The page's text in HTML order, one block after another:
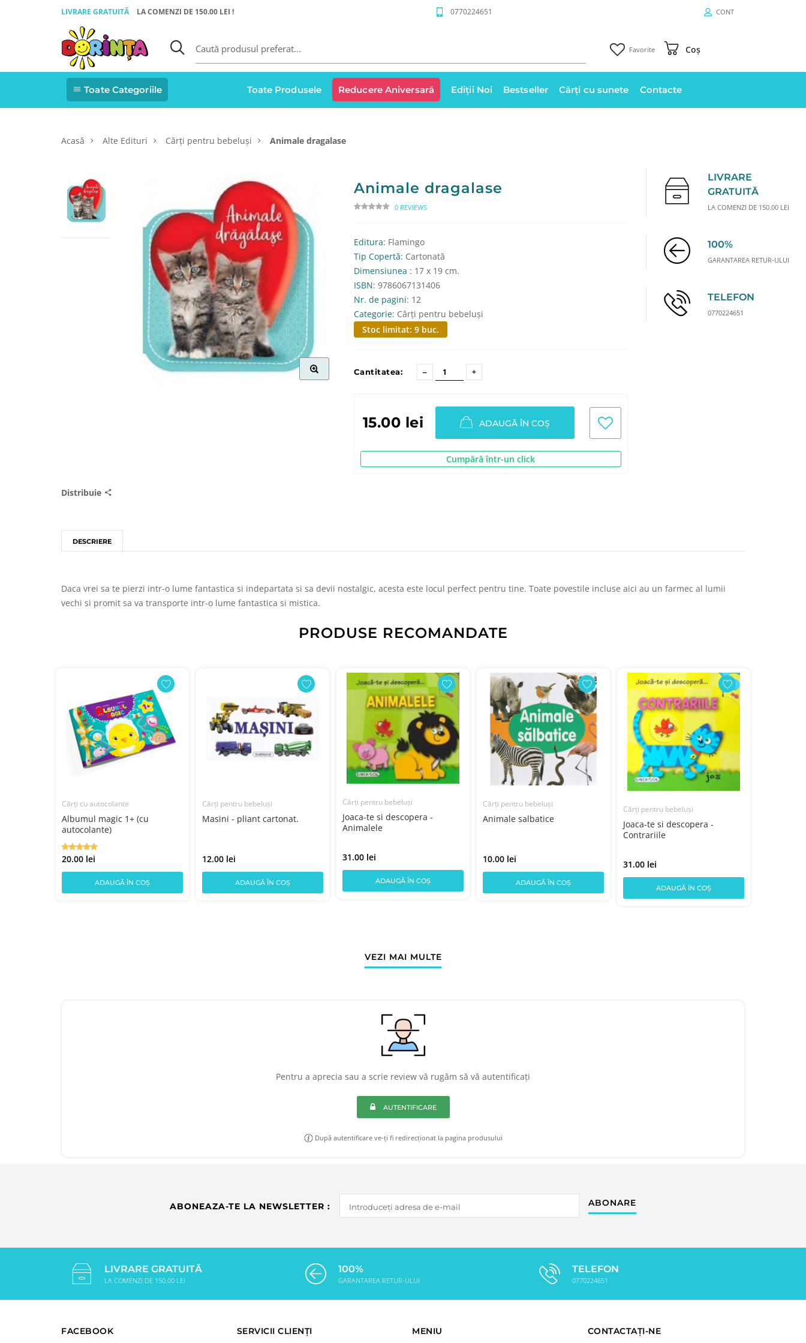
LIVRARE GRATUITĂ LA COMENZI DE 150.00 LEI ! 0770224651 CONT
Favorite Coș
Toate Categoriile Toate Produsele Reducere Aniversară Ediții Noi Bestseller Cărți cu sunete Contacte
Acasă Alte Edituri Cărți pentru bebeluși Animale dragalase
Animale dragalase
0 REVIEWS
Editura: Flamingo
Tip Copertă: Cartonată
Dimensiunea : 17 x 19 cm.
ISBN: 9786067131406
Nr. de pagini: 12
Categorie: Cărți pentru bebeluși
Stoc limitat: 9 buc.
Cantitatea:
15.00 lei ADAUGĂ ÎN COȘ
Cumpără într-un click
LIVRARE
GRATUITĂ
LA COMENZI DE 150.00 LEI
100%
GARANTAREA RETUR-ULUI
TELEFON
0770224651
Distribuie
DESCRIERE
Daca vrei sa te pierzi intr-o lume fantastica si indepartata si sa devii nostalgic, acesta este locul perfect pentru tine. Toate povestile incluse aici au un farmec al lumii
vechi si promit sa va transporte intr-o lume fantastica si mistica.
PRODUSE RECOMANDATE
Cărți cu autocolante
Albumul magic 1+ (cu
autocolante)
20.00 lei
ADAUGĂ ÎN COȘ
Cărți pentru bebeluși
Masini - pliant cartonat.
12.00 lei
ADAUGĂ ÎN COȘ
Cărți pentru bebeluși
Joaca-te si descopera -
Animalele
31.00 lei
ADAUGĂ ÎN COȘ
Cărți pentru bebeluși
Animale salbatice
10.00 lei
ADAUGĂ ÎN COȘ
Cărți pentru bebeluși
Joaca-te si descopera -
Contrariile
31.00 lei
ADAUGĂ ÎN COȘ
VEZI MAI MULTE
Pentru a aprecia sau a scrie review vă rugăm să vă autentificați
AUTENTIFICARE
După autentificare ve-ți fi redirecționat la pagina produsului
ABONEAZA-TE LA NEWSLETTER : ABONARE
LIVRARE GRATUITĂ
LA COMENZI DE 150.00 LEI
100%
GARANTAREA RETUR-ULUI
TELEFON
0770224651
FACEBOOK SERVICII CLIENȚI MENIU CONTACTAȚI-NE